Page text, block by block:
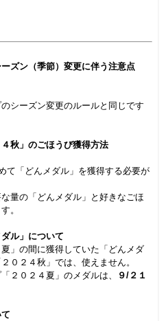
ズン（季節）変更に伴う注意点
シーズン変更のルールと同じです
秋」のごほうび獲得方法
て「どんメダル」を獲得する必要が
量の「どんメダル」と好きなごほ
。
ル」について
」の間に獲得していた「どんメダ
０２４秋」では、使えません。
２０２４夏」のメダルは、
９/２１